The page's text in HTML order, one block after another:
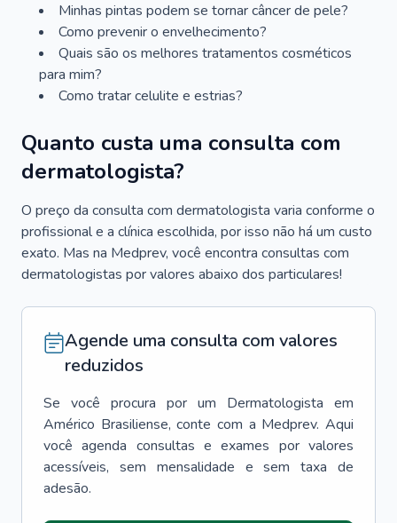
Minhas pintas podem se tornar câncer de pele?
Como prevenir o envelhecimento?
Quais são os melhores tratamentos cosméticos
para mim?
Como tratar celulite e estrias?
Quanto custa uma consulta com
dermatologista?
O preço da consulta com dermatologista varia conforme o
profissional e a clínica escolhida, por isso não há um custo
exato. Mas na Medprev, você encontra consultas com
dermatologistas por valores abaixo dos particulares!
Agende uma consulta com valores
reduzidos
Se você procura por um Dermatologista em
Américo Brasiliense, conte com a Medprev. Aqui
você agenda consultas e exames por valores
acessíveis, sem mensalidade e sem taxa de
adesão.